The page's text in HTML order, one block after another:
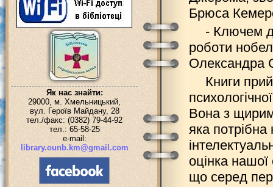
Як нас знайти:
29000, м. Хмельницький,
вул. Героїв Майдану, 28
тел./факс: (0382) 79-44-92
тел.: 65-58-25
e-mail:
library.ounb.km@gmail.com
Брюса
- Ключем
роботи
Олександра
Книги
Вона з
яка
оцінка
що серед